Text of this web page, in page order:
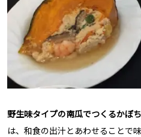
野生味タイプの南瓜でつくるかぼ
は、和食の出汁とあわせることで